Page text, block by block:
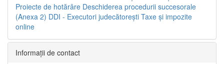
Proiecte de hotărâre Deschiderea procedurii succesorale
(Anexa 2) DDI - Executori judecătorești Taxe şi impozite
online
Informaţii de contact